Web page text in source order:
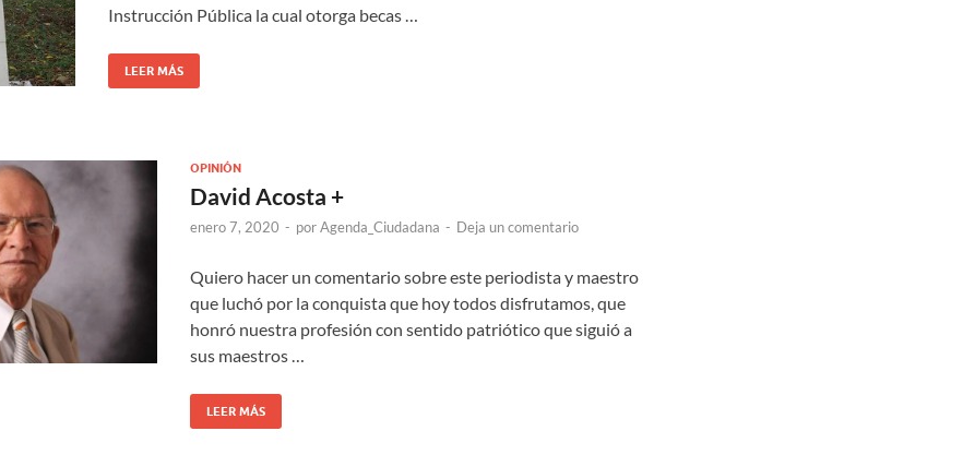
Instrucción Pública la cual otorga becas …
LEER MÁS
OPINIÓN
David Acosta +
enero 7, 2020 - porAgenda_Ciudadana - Deja un comentario
Quiero hacer un comentario sobre este periodista y maestro
que luchó por la conquista que hoy todos disfrutamos, que
honró nuestra profesión con sentido patriótico que siguió a
sus maestros …
LEER MÁS